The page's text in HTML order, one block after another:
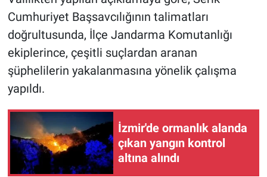
Cumhuriyet Başsavcılığının talimatları
doğrultusunda, İlçe Jandarma Komutanlığı
ekiplerince, çeşitli suçlardan aranan
şüphelilerin yakalanmasına yönelik çalışma
yapıldı.
İzmir'de ormanlık alanda
çıkan yangın kontrol
altına alındı
Gündem Özel
Günün görüntüsü
Haber
İlan
Kimdir